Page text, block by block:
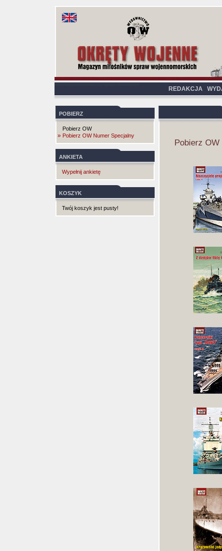
REDAKCJA
POBIERZ
Pobierz OW
» Pobierz OW Numer Specjalny
ANKIETA
Wypełnij ankietę
KOSZYK
Twój koszyk jest pusty!
Pobierz